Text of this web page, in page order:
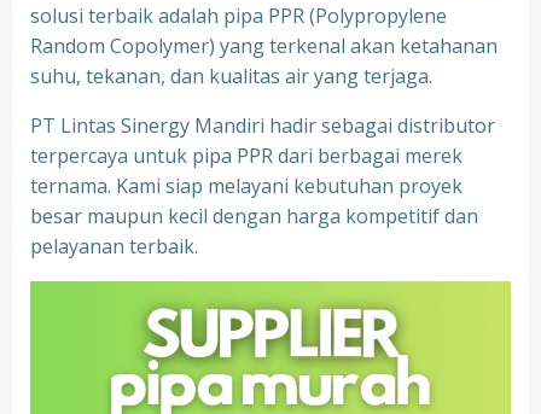
solusi terbaik adalah pipa PPR (Polypropylene
Random Copolymer) yang terkenal akan ketahanan
suhu, tekanan, dan kualitas air yang terjaga.
PT Lintas Sinergy Mandiri hadir sebagai distributor
terpercaya untuk pipa PPR dari berbagai merek
ternama. Kami siap melayani kebutuhan proyek
besar maupun kecil dengan harga kompetitif dan
pelayanan terbaik.